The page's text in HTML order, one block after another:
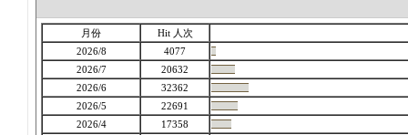
月份
Hit 人次
2026/8
4077
2026/7
20632
2026/6
32362
2026/5
22691
2026/4
17358